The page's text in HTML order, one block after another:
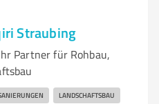
Straubing
Partner für Rohbau,
LANDSCHAFTSBAU